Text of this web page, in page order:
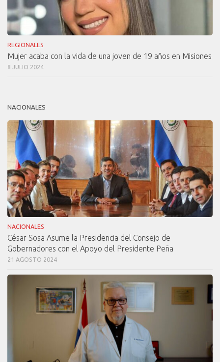
REGIONALES
Mujer acaba con la vida de una joven de 19 años en Misiones
8 JULIO 2024
NACIONALES
NACIONALES
César Sosa Asume la Presidencia del Consejo de
Gobernadores con el Apoyo del Presidente Peña
21 AGOSTO 2024